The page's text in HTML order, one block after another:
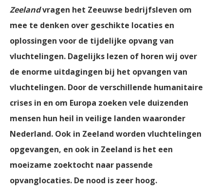
Zeelandvragen het Zeeuwse bedrijfsleven om
mee te denken over geschikte locaties en
oplossingen voor de tijdelijke opvang van
vluchtelingen. Dagelijks lezen of horen wij over
de enorme uitdagingen bij het opvangen van
vluchtelingen. Door de verschillende humanitaire
crises in en om Europa zoeken vele duizenden
mensen hun heil in veilige landen waaronder
Nederland. Ook in Zeeland worden vluchtelingen
opgevangen, en ook in Zeeland is het een
moeizame zoektocht naar passende
opvanglocaties. De nood is zeer hoog.